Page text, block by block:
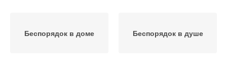
Беспорядок в доме Беспорядок в душе